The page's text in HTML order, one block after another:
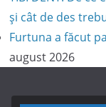
și cât de des
Furtuna a făcut
august 2026